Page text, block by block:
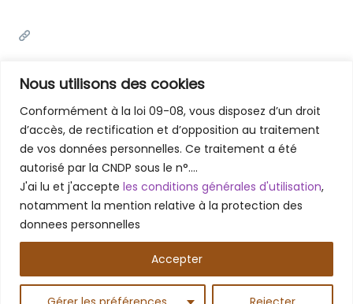
Nous utilisons des cookies
Conformément à la loi 09-08, vous disposez d’un droit
d’accès, de rectification et d’opposition au traitement
de vos données personnelles. Ce traitement a été
autorisé par la CNDP sous le n°….
J'ai lu et j'accepte les conditions générales d'utilisation,
notamment la mention relative à la protection des
donnees personnelles
Accepter
Portail National de Maroc
Contactez-Nous
Faculté des Lettres et des Sciences Humaines - Marrakech
Rue Amarchich, Marrakesh 40000
05 24 31 20 31 / 05 24 31 48 61
Copyright © 2026 – Faculté des Lettres et des Sciences
Humaines Marrakech